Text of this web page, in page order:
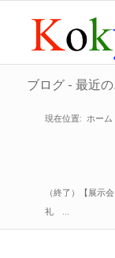
ブログ - 最近
現在位置: ホーム
（終了）【展示
礼 ...